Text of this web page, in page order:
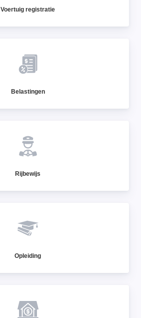
Voertuig registratie
Belastingen
Rijbewijs
Opleiding